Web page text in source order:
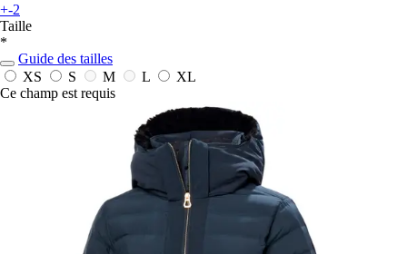
+-2
Taille
*
Guide des tailles
XS
S M L
XL
Ce champ est requis